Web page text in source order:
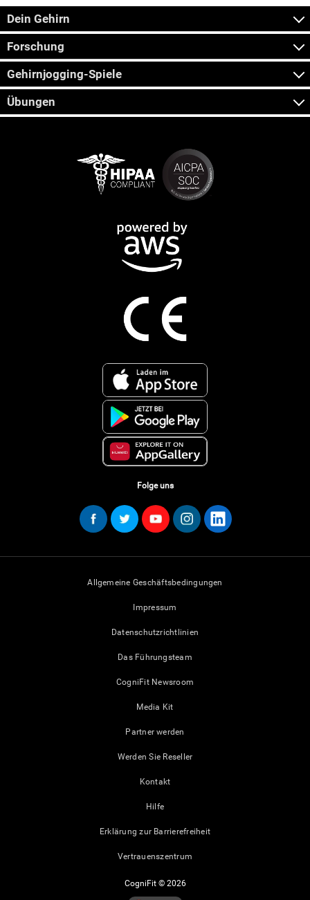
Dein Gehirn
Forschung
Gehirnjogging-Spiele
Übungen
Folge uns
Allgemeine Geschäftsbedingungen
Impressum
Datenschutzrichtlinien
Das Führungsteam
CogniFit Newsroom
Media Kit
Partner werden
Werden Sie Reseller
Kontakt
Hilfe
Erklärung zur Barrierefreiheit
Vertrauenszentrum
CogniFit © 2026